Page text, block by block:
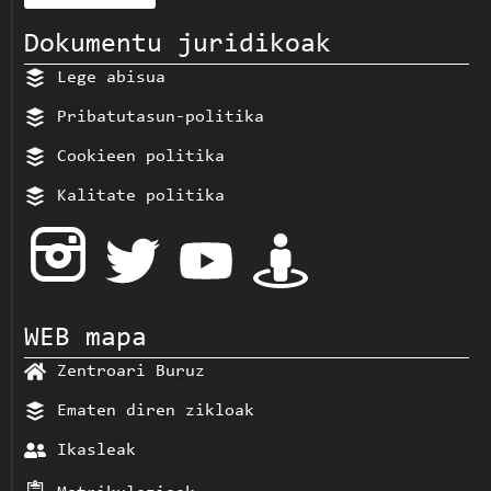
Dokumentu juridikoak
Lege abisua
Pribatutasun-politika
Cookieen politika
Kalitate politika
WEB mapa
Zentroari Buruz
Ematen diren zikloak
Ikasleak